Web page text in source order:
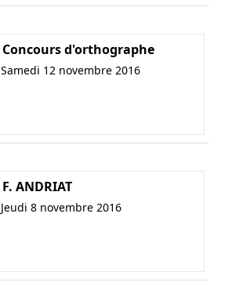
Concours d'orthographe
Samedi 12 novembre 2016
F. ANDRIAT
Jeudi 8 novembre 2016